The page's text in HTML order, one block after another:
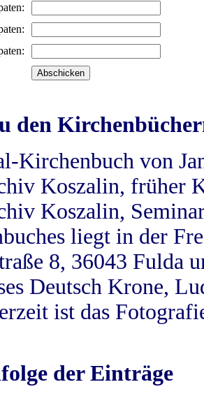
den
Kirchenbuch von
Koszalin, früher
Koszalin,
liegt in der
8, 36043 Fulda
Deutsch Krone,
ist das
der Einträge